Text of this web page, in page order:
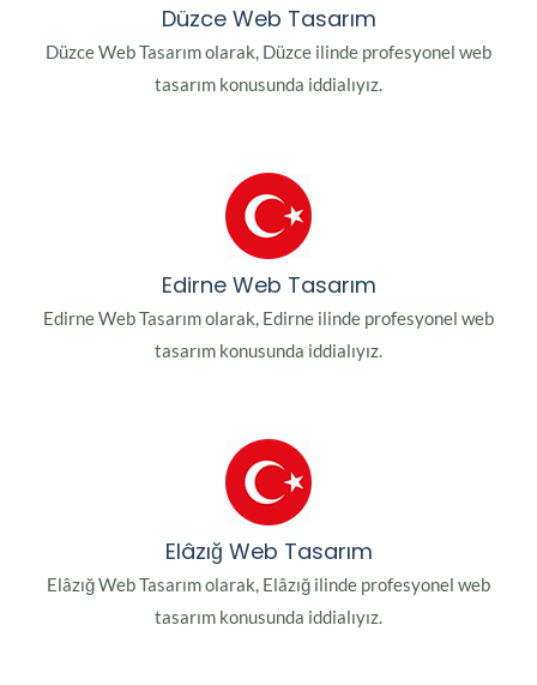
Düzce Web Tasarım
Düzce Web Tasarım olarak, Düzce ilinde profesyonel web
tasarım konusunda iddialıyız.
Edirne Web Tasarım
Edirne Web Tasarım olarak, Edirne ilinde profesyonel web
tasarım konusunda iddialıyız.
Elâzığ Web Tasarım
Elâzığ Web Tasarım olarak, Elâzığ ilinde profesyonel web
tasarım konusunda iddialıyız.